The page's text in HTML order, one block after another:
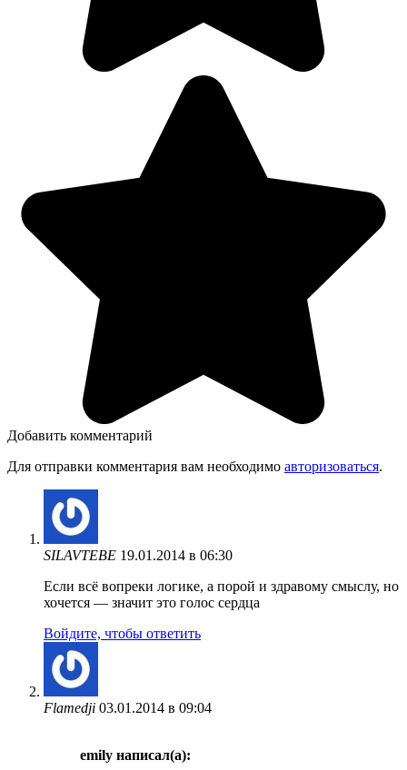
Добавить комментарий
Для отправки комментария вам необходимо авторизоваться.
SILAVTEBE 19.01.2014 в 06:30
Если всё вопреки логике, а порой и здравому смыслу, но
хочется — значит это голос сердца
Войдите, чтобы ответить
Flamedji 03.01.2014 в 09:04
emily написал(а):